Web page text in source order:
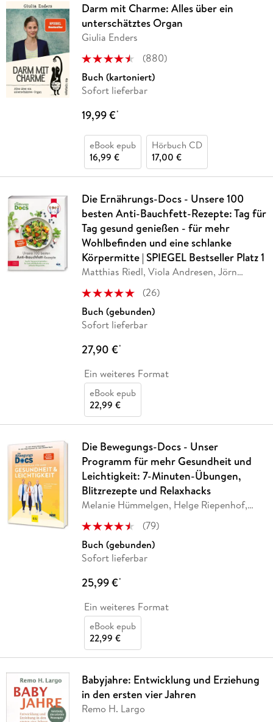
Darm mit Charme: Alles über ein
unterschätztes Organ
Giulia Enders
(880)
Buch (kartoniert)
Sofort lieferbar
19,99 €*
eBook epub
16,99 €
Hörbuch CD
17,00 €
Die Ernährungs-Docs - Unsere 100
besten Anti-Bauchfett-Rezepte: Tag für
Tag gesund genießen - für mehr
Wohlbefinden und eine schlanke
Körpermitte | SPIEGEL Bestseller Platz 1
Matthias Riedl, Viola Andresen, Jörn
(26)
Buch (gebunden)
Sofort lieferbar
27,90 €*
Ein weiteres Format
eBook epub
22,99 €
Die Bewegungs-Docs - Unser
Programm für mehr Gesundheit und
Leichtigkeit: 7-Minuten-Übungen,
Blitzrezepte und Relaxhacks
Melanie Hümmelgen, Helge Riepenhof,
(79)
Buch (gebunden)
Sofort lieferbar
25,99 €*
Ein weiteres Format
eBook epub
22,99 €
Babyjahre: Entwicklung und Erziehung
in den ersten vier Jahren
Remo H. Largo